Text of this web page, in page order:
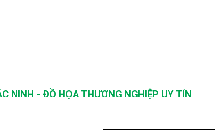
NINH - ĐỒ HỌA THƯƠNG NGHIỆP UY TÍN